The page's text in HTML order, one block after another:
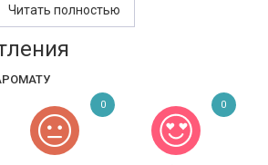
свежими и ароматными нотами
зеленого яблока, лаванды и мяты,
прохладой и энергией. В сердце
и изюминки. Ноты базы
композицию, придавая парфюму
оттенок.
принадлежит к зеленым и
Читать полностью
0 0